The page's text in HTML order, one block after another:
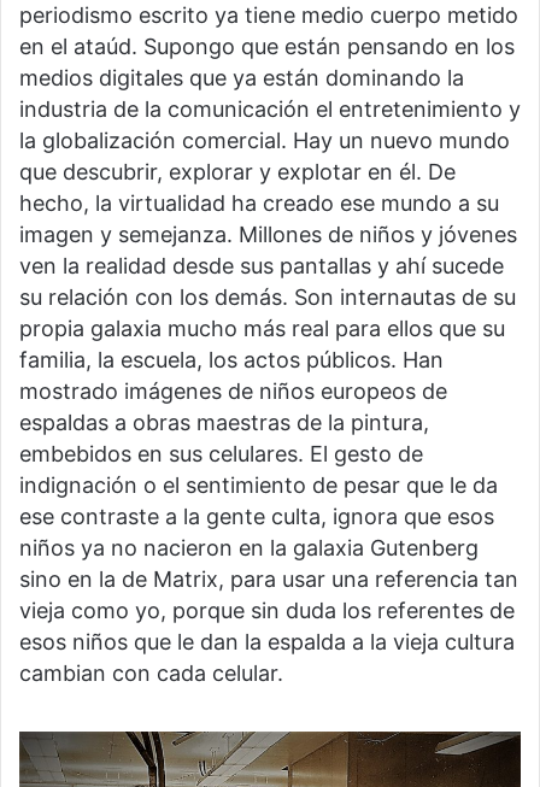
periodismo escrito ya tiene medio cuerpo metido
en el ataúd. Supongo que están pensando en los
medios digitales que ya están dominando la
industria de la comunicación el entretenimiento y
la globalización comercial. Hay un nuevo mundo
que descubrir, explorar y explotar en él. De
hecho, la virtualidad ha creado ese mundo a su
imagen y semejanza. Millones de niños y jóvenes
ven la realidad desde sus pantallas y ahí sucede
su relación con los demás. Son internautas de su
propia galaxia mucho más real para ellos que su
familia, la escuela, los actos públicos. Han
mostrado imágenes de niños europeos de
espaldas a obras maestras de la pintura,
embebidos en sus celulares. El gesto de
indignación o el sentimiento de pesar que le da
ese contraste a la gente culta, ignora que esos
niños ya no nacieron en la galaxia Gutenberg
sino en la de Matrix, para usar una referencia tan
vieja como yo, porque sin duda los referentes de
esos niños que le dan la espalda a la vieja cultura
cambian con cada celular.